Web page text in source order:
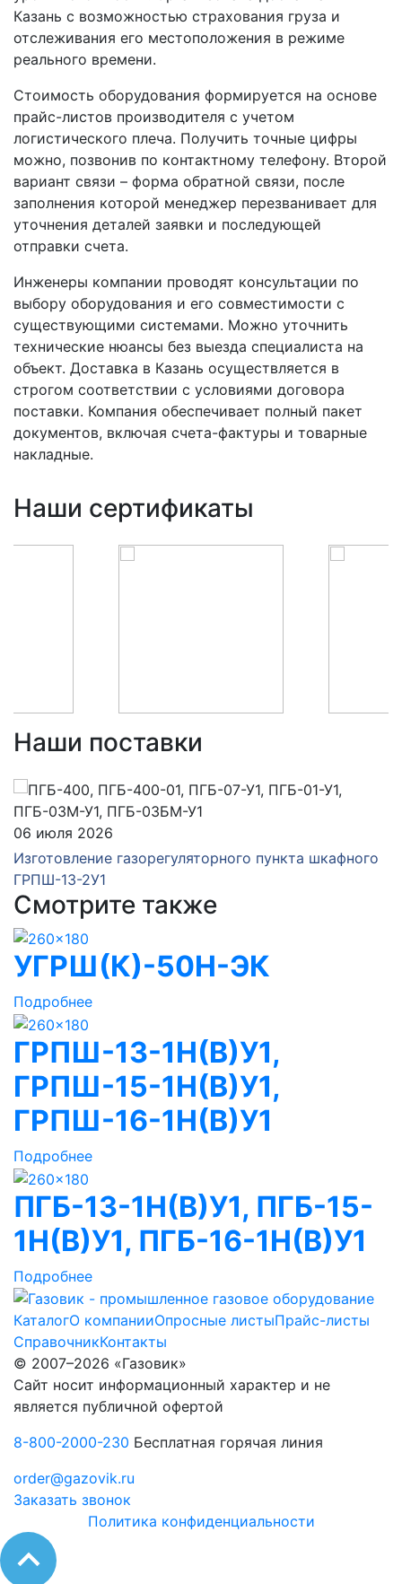
Казань с возможностью страхования груза и
отслеживания его местоположения в режиме
реального времени.
Стоимость оборудования формируется на основе
прайс-листов производителя с учетом
логистического плеча. Получить точные цифры
можно, позвонив по контактному телефону. Второй
вариант связи – форма обратной связи, после
заполнения которой менеджер перезванивает для
уточнения деталей заявки и последующей
отправки счета.
Инженеры компании проводят консультации по
выбору оборудования и его совместимости с
существующими системами. Можно уточнить
технические нюансы без выезда специалиста на
объект. Доставка в Казань осуществляется в
строгом соответствии с условиями договора
поставки. Компания обеспечивает полный пакет
документов, включая счета-фактуры и товарные
накладные.
Наши сертификаты
Наши поставки
06 июля 2026
Изготовление газорегуляторного пункта шкафного
ГРПШ-13-2У1
Смотрите также
УГРШ(К)-50Н-ЭК
Подробнее
ГРПШ-13-1Н(В)У1,
ГРПШ-15-1Н(В)У1,
ГРПШ-16-1Н(В)У1
Подробнее
ПГБ-13-1Н(В)У1, ПГБ-15-
1Н(В)У1, ПГБ-16-1Н(В)У1
Подробнее
КаталогО компанииОпросные листыПрайс-листы
СправочникКонтакты
© 2007–2026 «Газовик»
Сайт носит информационный характер и не
является публичной офертой
8-800-2000-230 Бесплатная горячая линия
order@gazovik.ru
Заказать звонок
Политика конфиденциальности